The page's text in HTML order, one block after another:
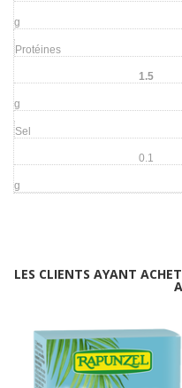
g
Protéines
1.5
g
Sel
0.1
g
LES CLIENTS AYANT